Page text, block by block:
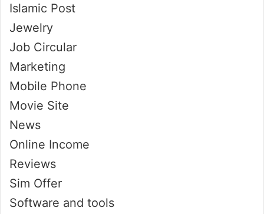
Islamic Post
Jewelry
Job Circular
Marketing
Mobile Phone
Movie Site
News
Online Income
Reviews
Sim Offer
Software and tools